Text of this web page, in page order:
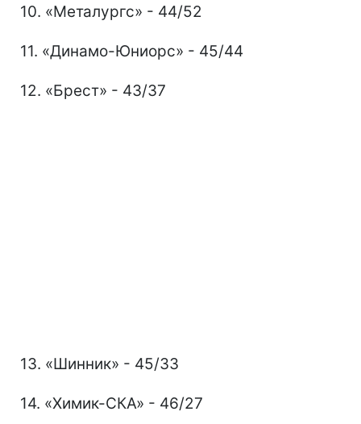
10. «Металургс» - 44/52
11. «Динамо-Юниорс» - 45/44
12. «Брест» - 43/37
13. «Шинник» - 45/33
14. «Химик-СКА» - 46/27